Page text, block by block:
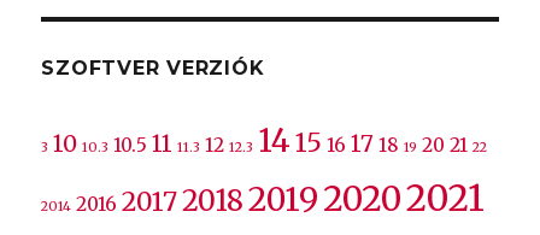
SZOFTVER VERZIÓK
3 10 10.3 10.5 11 11.3 12 12.3 14 15 16 17 18 19 20 21 22
2014 2016 20172018201920202021